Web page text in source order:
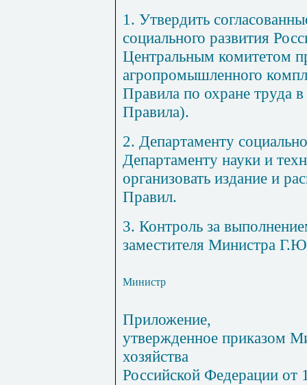
1. Утвердить
социального развития
Центральным комитетом
агропромышленного
Правила по охране труда
Правила).
2. Департаменту
Департаменту науки и
организовать издание и
Правил.
3. Контроль за
заместителя Министра
Министр
Приложение,
утвержденное приказом
хозяйства
Российской Федерации от